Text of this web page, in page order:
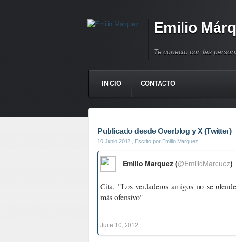
Emilio
Te conecto con las
INICIO CONTACTO
Publicado desde Overblog y X (Twitter)
10 Junio 2012 , Escrito por Emilio Marquez
Cita: "Los verdaderos amigos no se
más ofensivo"
Emilio Marquez (@EmilioMarquez)
June 10, 2012